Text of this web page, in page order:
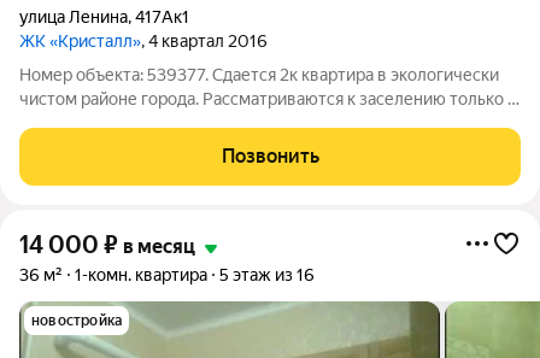
улица Ленина,417Ак1
ЖК «Кристалл», 4 квартал 2016
Номер объекта: 539377. Сдается 2к квартира в экологически
чистом районе города. Рассматриваются к заселению только 2
кирпичный дом с закрытой территорией, индивидуальное
отопление, низкие
Позвонить
14 000 ₽ в месяц
36 м² 1-комн. квартира 5 этаж из 16
новостройка